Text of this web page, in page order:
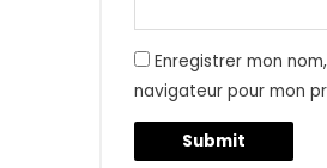
Enregistrer mon
navigateur pour mon